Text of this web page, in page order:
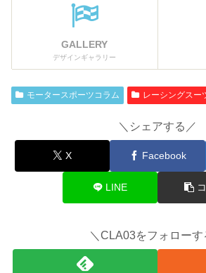
GALLERY
デザインギャラリー
モータースポーツコラム レーシングスー
＼シェアする／
X Facebook
LINE
＼CLA03をフォローす